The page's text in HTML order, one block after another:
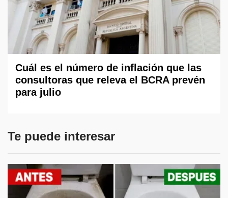
Cuál es el número de inflación que las
consultoras que releva el BCRA prevén
para julio
Te puede interesar